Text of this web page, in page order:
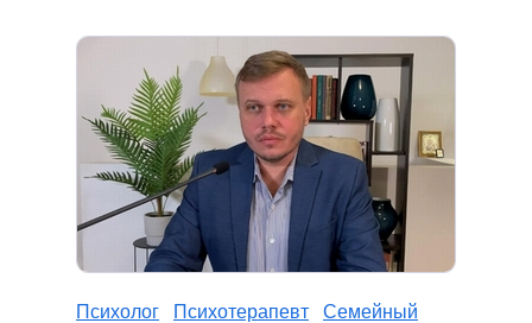
Психолог Психотерапевт
Семейный